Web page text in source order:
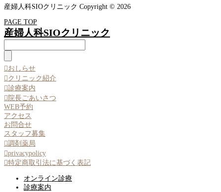
産婦人科SIOクリニック Copyright © 2026
PAGE TOP
産婦人科SIOクリニック
おしらせ
クリニック紹介
診療案内
 院長ごあいさつ
WEB予約
アクセス
お問合せ
スタッフ募集
調剤薬局
privacypolicy
特定商取引法に基づく表記
オンライン診療
診療案内